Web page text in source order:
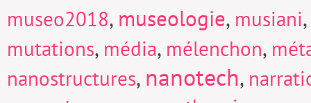
museo2018, museologie, musiani,
mutations, média, mélenchon,
nanostructures, nanotech,